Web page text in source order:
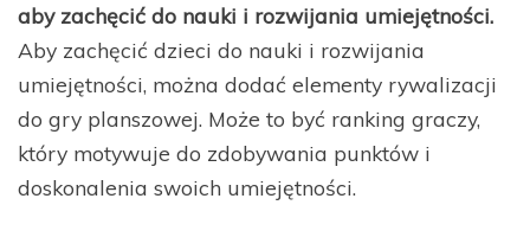
aby zachęcić do nauki i rozwijania umiejętności.
Aby zachęcić dzieci do nauki i rozwijania
umiejętności, można dodać elementy rywalizacji
do gry planszowej. Może to być ranking graczy,
który motywuje do zdobywania punktów i
doskonalenia swoich umiejętności.